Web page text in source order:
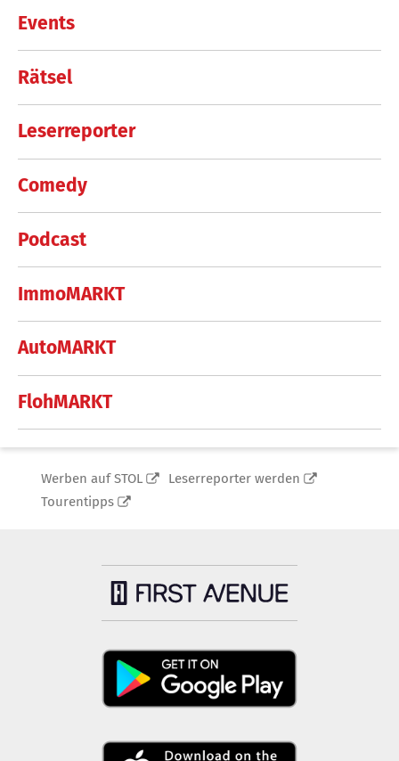
Events
Rätsel
Leserreporter
Comedy
Podcast
ImmoMARKT
AutoMARKT
FlohMARKT
Werben auf STOL
Leserreporter werden
Tourentipps